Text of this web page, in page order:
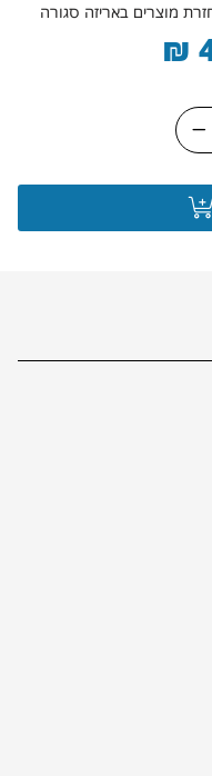
מוצרים באריזה סגורה
₪